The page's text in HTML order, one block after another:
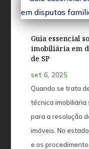
Guia essencial
imobiliária em
de SP
set 6, 2025
Quando se trata
técnica imobiliária
para a resolução
imóveis. No
e os